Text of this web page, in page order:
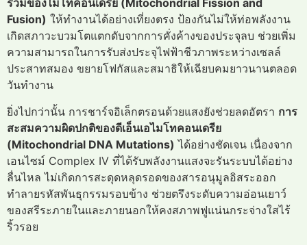
รวมของไมโทคอนเดรีย (Mitochondrial Fission and
Fusion) ให้ทำงานได้อย่างเที่ยงตรง ป้องกันไม่ให้ท่อพลังงาน
เกิดสภาวะบวมโตแตกดับจากการคั่งค้างของประจุลบ ช่วยเพิ่ม
ความสามารถในการรับส่งประจุไฟฟ้าชีวภาพระหว่างเซลล์
ประสาทสมอง ขยายโฟกัสและสมาธิให้เฉียบคมยาวนานตลอด
วันทำงาน
ยิ่งไปกว่านั้น การชาร์จอิเล็กตรอนด้วยแสงยังช่วยลดอัตรา การ
สะสมความผิดปกติของดีเอ็นเอไมโทคอนเดรีย
(Mitochondrial DNA Mutations) ได้อย่างชัดเจน เนื่องจาก
เอนไซม์ Complex IV ที่ได้รับพลังงานแสงจะรันระบบได้อย่าง
ลื่นไหล ไม่เกิดการสะดุดหลุดรอดของสารอนุมูลอิสระออก
ทำลายรหัสพันธุกรรมรอบข้าง ช่วยตรึงระดับความอ่อนเยาว์
ของสรีระภายในและภายนอกให้คงสภาพฟูแน่นกระจ่างใสไร้
ริ้วรอย